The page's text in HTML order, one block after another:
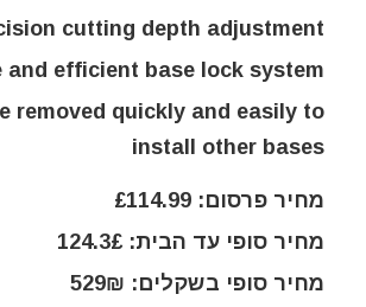
cutting depth adjustment
and efficient base lock system
removed quickly and easily to
install other bases
מחיר פרסום: £114.99
מחיר סופי עד הבית: 124.3£
מחיר סופי בשקלים: 529₪